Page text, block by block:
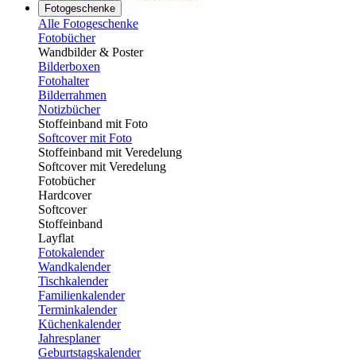
Fotogeschenke
Alle Fotogeschenke
Fotobücher
Wandbilder & Poster
Bilderboxen
Fotohalter
Bilderrahmen
Notizbücher
Stoffeinband mit Foto
Softcover mit Foto
Stoffeinband mit Veredelung
Softcover mit Veredelung
Fotobücher
Hardcover
Softcover
Stoffeinband
Layflat
Fotokalender
Wandkalender
Tischkalender
Familienkalender
Terminkalender
Küchenkalender
Jahresplaner
Geburtstagskalender